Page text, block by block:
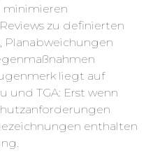
minimieren
zu definierten
Planabweichungen
liegt auf
und TGA: Erst wenn
enthalten